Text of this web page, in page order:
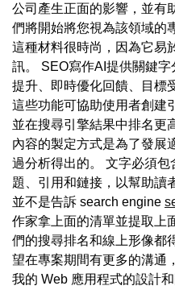
公司產生正面的影響，並有
們將開始將您視為該領域的
這種材料很時尚，因為它易
訊。 SEO寫作AI提供關鍵
提升、即時優化回饋、目標
這些功能可協助使用者創建
並在搜尋引擎結果中排名更
內容的製定方式是為了發展
過分析得出的。 文字必須
題、引用和鏈接，以幫助讀
並不是告訴 search engine
作家拿上面的清單並提取上
們的搜尋排名和線上形像都
望在專案期間有更多的溝通
我的 Web 應用程式的設計